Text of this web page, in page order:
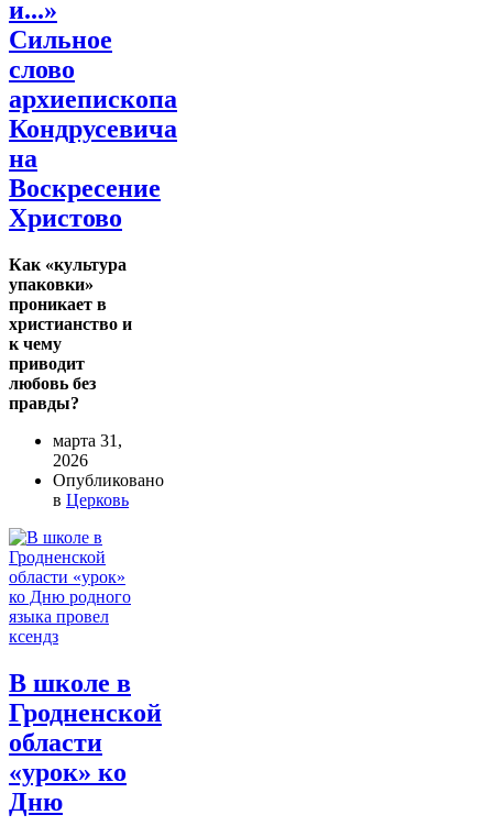
и...»
Сильное
слово
архиепископа
Кондрусевича
на
Воскресение
Христово
Как «культура
упаковки»
проникает в
христианство и
к чему
приводит
любовь без
правды?
марта 31,
2026
Опубликовано
в Церковь
В школе в
Гродненской
области
«урок» ко
Дню